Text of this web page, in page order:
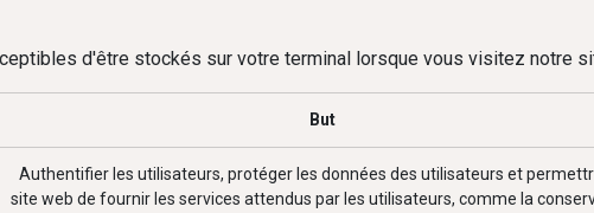
d'être stockés sur votre terminal lorsque vous visitez notre
But
Authentifier les utilisateurs, protéger les données des utilisateurs et
site web de fournir les services attendus par les utilisateurs, comme la